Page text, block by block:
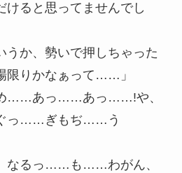
けると思ってませんでし
うか、勢いで押しちゃった
限りかなぁって……」
……あっ……あっ……!や、
っ……ぎもぢ……う
、なるっ……も……わがん、